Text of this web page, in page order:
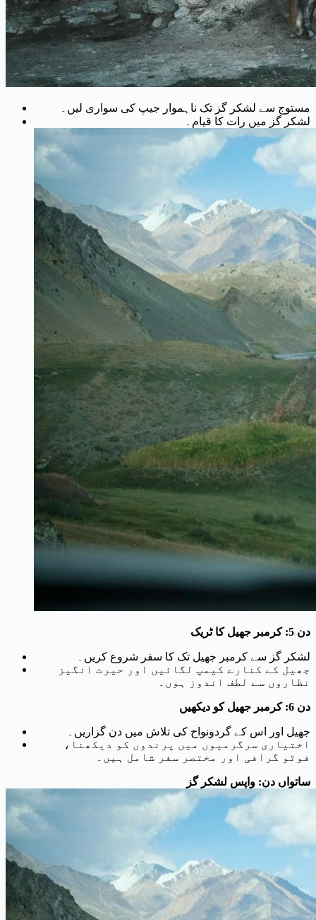
مستوج سے لشکر گز تک ناہموار جیپ کی سواری لیں۔
لشکر گز میں رات کا قیام۔
دن 5: کرمبر جھیل کا ٹریک
لشکر گز سے کرمبر جھیل تک کا سفر شروع کریں۔
جھیل کے کنارے کیمپ لگائیں اور حیرت انگیز
نظاروں سے لطف اندوز ہوں۔
دن 6: کرمبر جھیل کو دیکھیں
جھیل اور اس کے گردونواح کی تلاش میں دن گزاریں۔
اختیاری سرگرمیوں میں پرندوں کو دیکھنا،
فوٹو گرافی اور مختصر سفر شامل ہیں۔
ساتواں دن: واپس لشکر گز